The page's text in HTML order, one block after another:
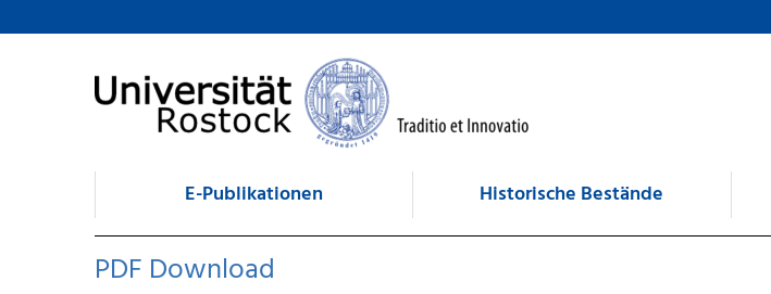
zum Inhalt
E-Publikationen Historische Bestände
PDF Download